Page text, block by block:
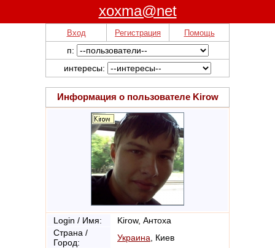
xoxma@net
Вход Регистрация Помощь
п:
интересы:
Информация о пользователе Kirow
Login / Имя:
Kirow, Антоха
Страна /
Город:
Украина , Киев